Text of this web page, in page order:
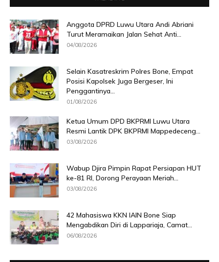
Anggota DPRD Luwu Utara Andi Abriani
Turut Meramaikan Jalan Sehat Anti...
04/08/2026
Selain Kasatreskrim Polres Bone, Empat
Posisi Kapolsek Juga Bergeser, Ini
Penggantinya...
01/08/2026
Ketua Umum DPD BKPRMI Luwu Utara
Resmi Lantik DPK BKPRMI Mappedeceng...
03/08/2026
Wabup Djira Pimpin Rapat Persiapan HUT
ke-81 RI, Dorong Perayaan Meriah...
03/08/2026
42 Mahasiswa KKN IAIN Bone Siap
Mengabdikan Diri di Lappariaja, Camat...
06/08/2026